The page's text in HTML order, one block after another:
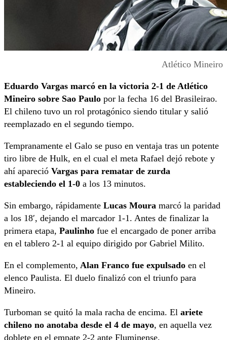
Atlético Mineiro
Eduardo Vargas marcó en la victoria 2-1 de Atlético
Mineiro sobre Sao Paulo por la fecha 16 del Brasileirao.
El chileno tuvo un rol protagónico siendo titular y salió
reemplazado en el segundo tiempo.
Tempranamente el Galo se puso en ventaja tras un potente
tiro libre de Hulk, en el cual el meta Rafael dejó rebote y
ahí apareció Vargas para rematar de zurda
estableciendo el 1-0 a los 13 minutos.
Sin embargo, rápidamente Lucas Moura marcó la paridad
a los 18′, dejando el marcador 1-1. Antes de finalizar la
primera etapa, Paulinho fue el encargado de poner arriba
en el tablero 2-1 al equipo dirigido por Gabriel Milito.
En el complemento, Alan Franco fue expulsado en el
elenco Paulista. El duelo finalizó con el triunfo para
Mineiro.
Turboman se quitó la mala racha de encima. El ariete
chileno no anotaba desde el 4 de mayo, en aquella vez
doblete en el empate 2-2 ante Fluminense.